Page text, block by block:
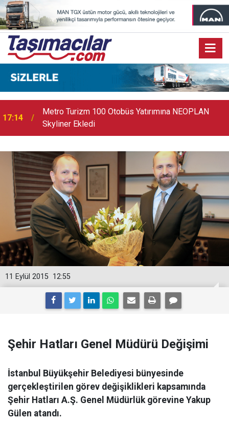
17:07 Audi Q9 Markanın En Büyük SUV Modeli Oldu
12:55
11 Eylül 2015
Şehir Hatları Genel Müdürü Değişimi
İstanbul Büyükşehir Belediyesi bünyesinde
gerçekleştirilen görev değişiklikleri kapsamında
Şehir Hatları A.Ş. Genel Müdürlük görevine Yakup
Gülen atandı.